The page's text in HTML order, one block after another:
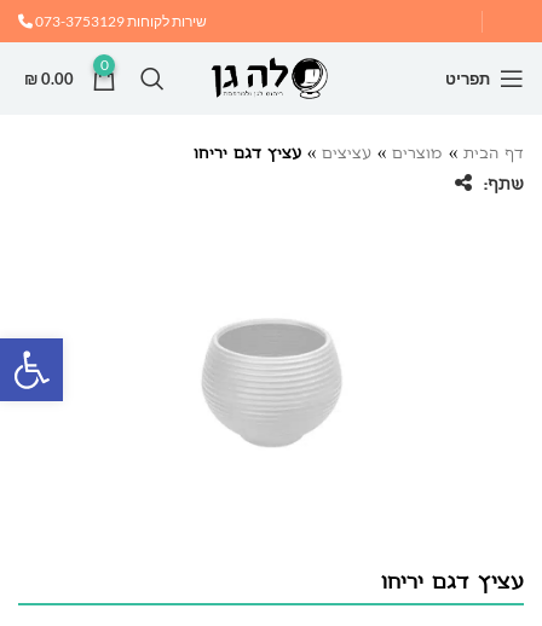
שירות לקוחות073-3753129
תפריט
0
₪0.00
דף הבית » מוצרים » עציצים » עציץ דגם יריחו
שתף:
עציץ דגם יריחו